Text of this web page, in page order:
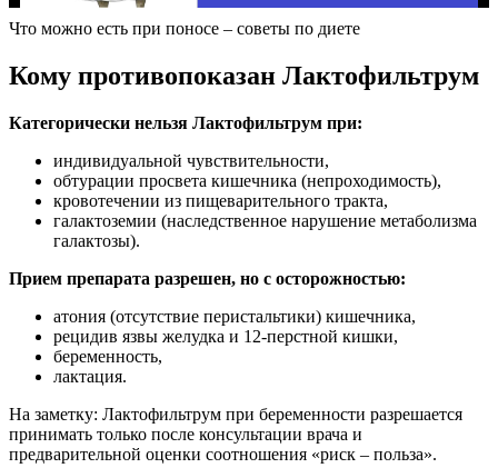
Что можно есть при поносе – советы по диете
Кому противопоказан Лактофильтрум
Категорически нельзя Лактофильтрум при:
индивидуальной чувствительности,
обтурации просвета кишечника (непроходимость),
кровотечении из пищеварительного тракта,
галактоземии (наследственное нарушение метаболизма
галактозы).
Прием препарата разрешен, но с осторожностью:
атония (отсутствие перистальтики) кишечника,
рецидив язвы желудка и 12-перстной кишки,
беременность,
лактация.
На заметку: Лактофильтрум при беременности разрешается
принимать только после консультации врача и
предварительной оценки соотношения «риск – польза».